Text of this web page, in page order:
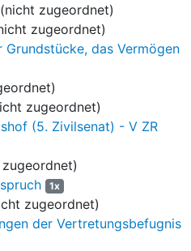
rechtlicher Nachprüfung nicht
gegebenen Begründung kann
dem rechtlichen Gesichtspunkt
keinen Bestand haben.
das Berufungsgericht allerdings
der Löschung der
Begründung verneint, der durch
sei nicht deshalb nicht
Anwendung des
der Gesellschafterversammlung
ist auf die GmbH nicht analog
zugeordnet)
zugeordnet)
Grundstücke, das Vermögen
zugeordnet)
(5. Zivilsenat) - V ZR
1x
zugeordnet)
der Vertretungsbefugnis